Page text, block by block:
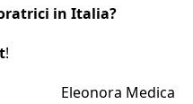
in Italia?
!
Eleonora Medica